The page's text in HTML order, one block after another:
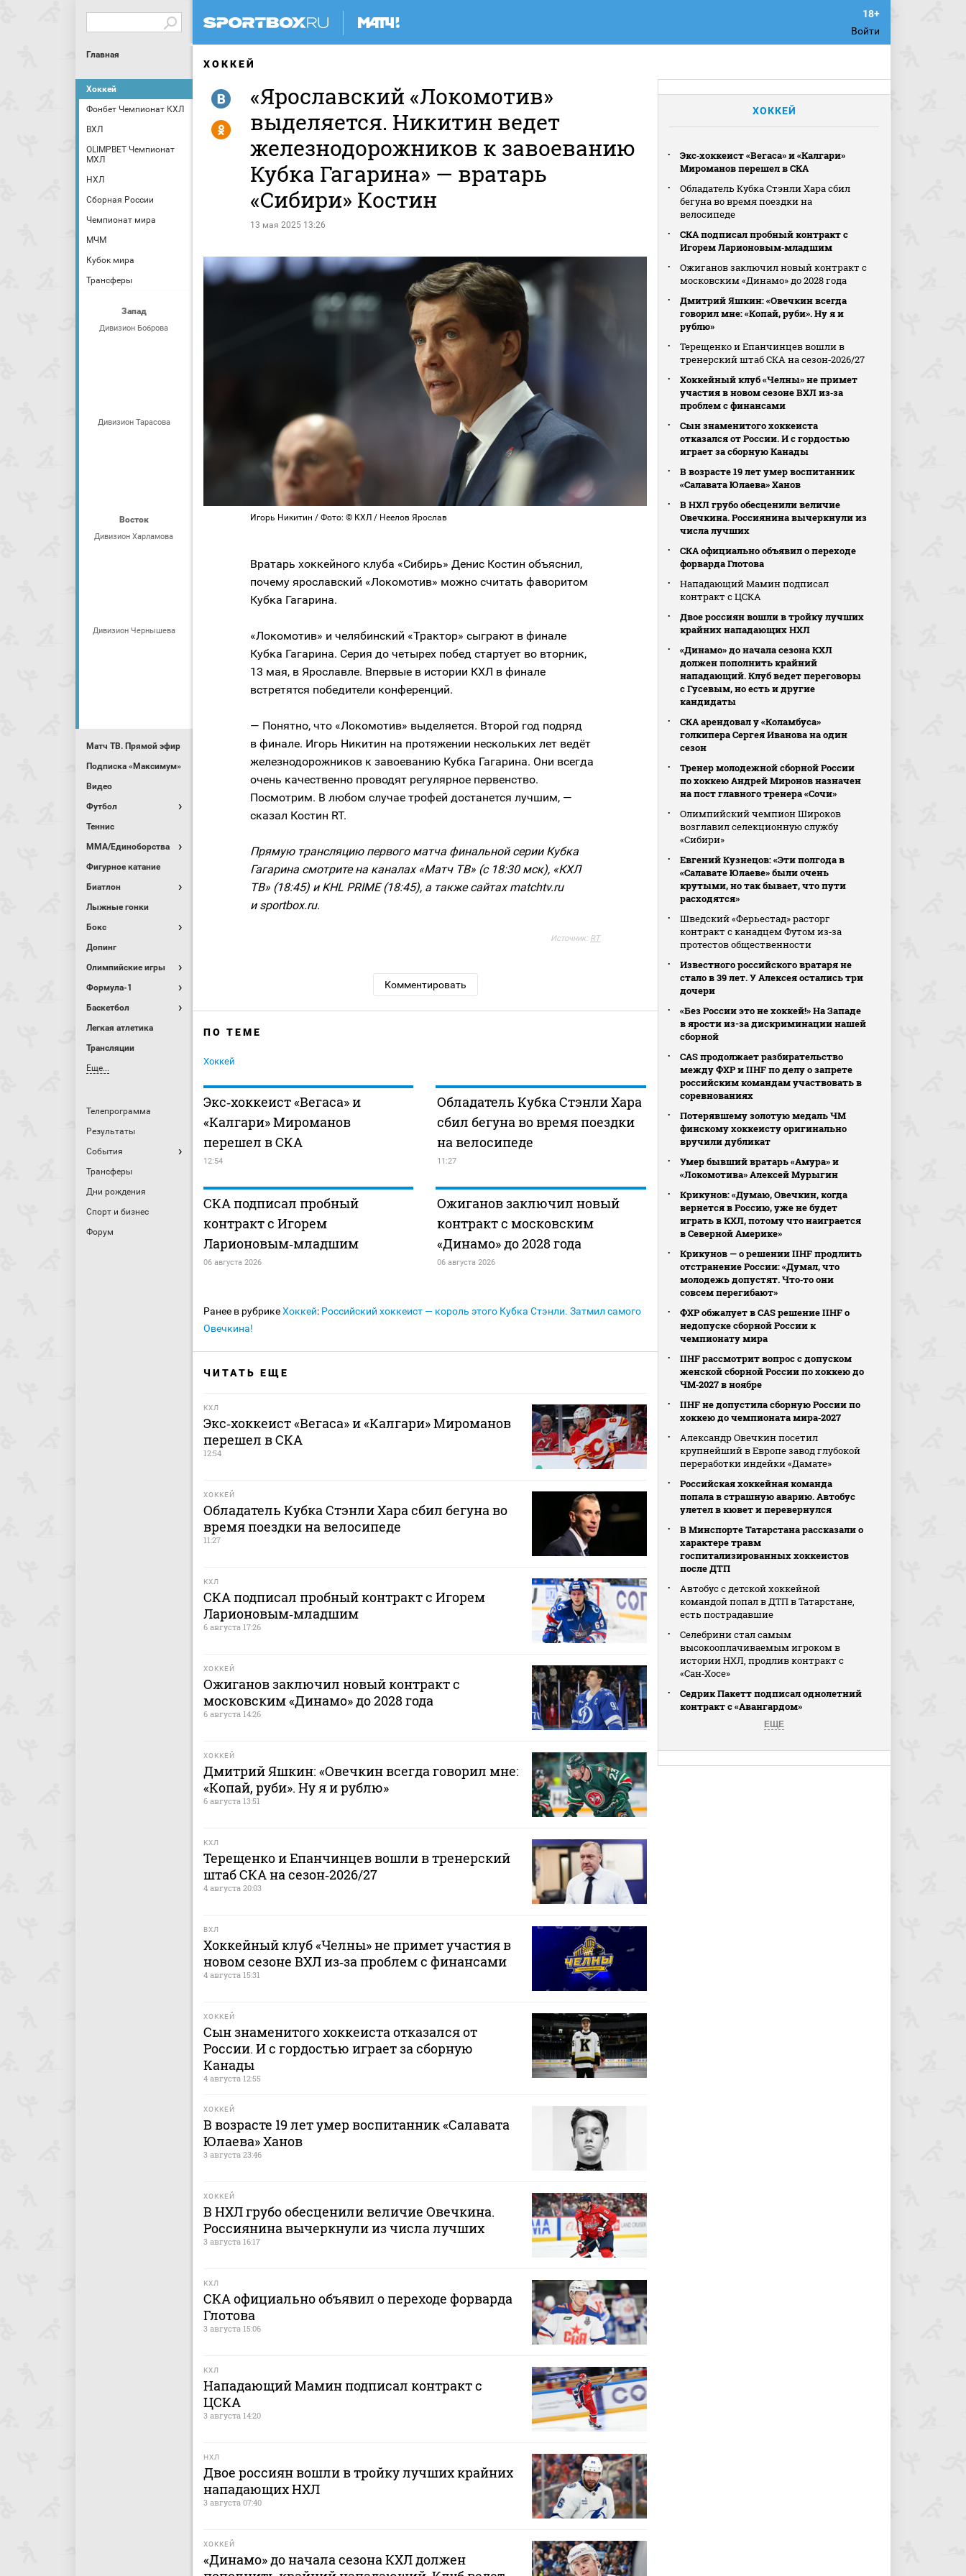
Войти
Главная
Хоккей
Фонбет Чемпионат КХЛ
ВХЛ
OLIMPBET Чемпионат
МХЛ
НХЛ
Сборная России
Чемпионат мира
МЧМ
Кубок мира
Трансферы
Запад
Дивизион Боброва
Дивизион Тарасова
Восток
Дивизион Харламова
Дивизион Чернышева
Матч ТВ. Прямой эфир
Подписка «Максимум»
Видео
Футбол
Теннис
MMA/Единоборства
Фигурное катание
Биатлон
Лыжные гонки
Бокс
Допинг
Олимпийские игры
Формула-1
Баскетбол
Легкая атлетика
Трансляции
Еще...
Телепрограмма
Результаты
События
Трансферы
Дни рождения
Спорт и бизнес
Форум
ХОККЕЙ
«Ярославский «Локомотив»
выделяется. Никитин ведет
железнодорожников к завоеванию
Кубка Гагарина» — вратарь
«Сибири» Костин
13 мая 2025 13:26
R
Y
Игорь Никитин / Фото: © КХЛ / Неелов Ярослав
Вратарь хоккейного клуба «Сибирь» Денис Костин объяснил,
почему ярославский «Локомотив» можно считать фаворитом
Кубка Гагарина.
«Локомотив» и челябинский «Трактор» сыграют в финале
Кубка Гагарина. Серия до четырех побед стартует во вторник,
13 мая, в Ярославле. Впервые в истории КХЛ в финале
встретятся победители конференций.
— Понятно, что «Локомотив» выделяется. Второй год подряд
в финале. Игорь Никитин на протяжении нескольких лет ведёт
железнодорожников к завоеванию Кубка Гагарина. Они всегда
очень качественно проводят регулярное первенство.
Посмотрим. В любом случае трофей достанется лучшим, —
сказал Костин RT.
Прямую трансляцию первого матча финальной серии Кубка
Гагарина смотрите на каналах «Матч ТВ» (c 18:30 мск), «КХЛ
ТВ» (18:45) и KHL PRIME (18:45), а также сайтах matchtv.ru
и sportbox.ru.
Источник: RT
Комментировать
ПО ТЕМЕ
Хоккей
Экс‑хоккеист «Вегаса» и
«Калгари» Мироманов
перешел в СКА
12:54
Обладатель Кубка Стэнли Хара
сбил бегуна во время поездки
на велосипеде
11:27
СКА подписал пробный
контракт с Игорем
Ларионовым‑младшим
06 августа 2026
Ожиганов заключил новый
контракт с московским
«Динамо» до 2028 года
06 августа 2026
Ранее в рубрикеХоккей: Российский хоккеист — король этого Кубка Стэнли. Затмил самого
Овечкина!
ЧИТАТЬ ЕЩЕ
КХЛ
Экс‑хоккеист «Вегаса» и «Калгари» Мироманов
перешел в СКА
12:54
ХОККЕЙ
Обладатель Кубка Стэнли Хара сбил бегуна во
время поездки на велосипеде
11:27
КХЛ
СКА подписал пробный контракт с Игорем
Ларионовым‑младшим
6 августа 17:26
ХОККЕЙ
Ожиганов заключил новый контракт с
московским «Динамо» до 2028 года
6 августа 14:26
ХОККЕЙ
Дмитрий Яшкин: «Овечкин всегда говорил мне:
«Копай, руби». Ну я и рублю»
6 августа 13:51
КХЛ
Терещенко и Епанчинцев вошли в тренерский
штаб СКА на сезон‑2026/27
4 августа 20:03
ВХЛ
Хоккейный клуб «Челны» не примет участия в
новом сезоне ВХЛ из‑за проблем с финансами
4 августа 15:31
ХОККЕЙ
Сын знаменитого хоккеиста отказался от
России. И с гордостью играет за сборную
Канады
4 августа 12:55
ХОККЕЙ
В возрасте 19 лет умер воспитанник «Салавата
Юлаева» Ханов
3 августа 23:46
ХОККЕЙ
В НХЛ грубо обесценили величие Овечкина.
Россиянина вычеркнули из числа лучших
3 августа 16:17
КХЛ
СКА официально объявил о переходе форварда
Глотова
3 августа 15:06
КХЛ
Нападающий Мамин подписал контракт с
ЦСКА
3 августа 14:20
НХЛ
Двое россиян вошли в тройку лучших крайних
нападающих НХЛ
3 августа 07:40
ХОККЕЙ
«Динамо» до начала сезона КХЛ должен
ХОККЕЙ
Экс‑хоккеист «Вегаса» и «Калгари»
Мироманов перешел в СКА
Обладатель Кубка Стэнли Хара сбил
бегуна во время поездки на
велосипеде
СКА подписал пробный контракт с
Игорем Ларионовым‑младшим
Ожиганов заключил новый контракт с
московским «Динамо» до 2028 года
Дмитрий Яшкин: «Овечкин всегда
говорил мне: «Копай, руби». Ну я и
рублю»
Терещенко и Епанчинцев вошли в
тренерский штаб СКА на сезон‑2026/27
Хоккейный клуб «Челны» не примет
участия в новом сезоне ВХЛ из‑за
проблем с финансами
Сын знаменитого хоккеиста
отказался от России. И с гордостью
играет за сборную Канады
В возрасте 19 лет умер воспитанник
«Салавата Юлаева» Ханов
В НХЛ грубо обесценили величие
Овечкина. Россиянина вычеркнули из
числа лучших
СКА официально объявил о переходе
форварда Глотова
Нападающий Мамин подписал
контракт с ЦСКА
Двое россиян вошли в тройку лучших
крайних нападающих НХЛ
«Динамо» до начала сезона КХЛ
должен пополнить крайний
нападающий. Клуб ведет переговоры
с Гусевым, но есть и другие
кандидаты
СКА арендовал у «Коламбуса»
голкипера Сергея Иванова на один
сезон
Тренер молодежной сборной России
по хоккею Андрей Миронов назначен
на пост главного тренера «Сочи»
Олимпийский чемпион Широков
возглавил селекционную службу
«Сибири»
Евгений Кузнецов: «Эти полгода в
«Салавате Юлаеве» были очень
крутыми, но так бывает, что пути
расходятся»
Шведский «Ферьестад» расторг
контракт с канадцем Футом из‑за
протестов общественности
Известного российского вратаря не
стало в 39 лет. У Алексея остались три
дочери
«Без России это не хоккей!» На Западе
в ярости из-за дискриминации нашей
сборной
CAS продолжает разбирательство
между ФХР и IIHF по делу о запрете
российским командам участвовать в
соревнованиях
Потерявшему золотую медаль ЧМ
финскому хоккеисту оригинально
вручили дубликат
Умер бывший вратарь «Амура» и
«Локомотива» Алексей Мурыгин
Крикунов: «Думаю, Овечкин, когда
вернется в Россию, уже не будет
играть в КХЛ, потому что наиграется
в Северной Америке»
Крикунов — о решении IIHF продлить
отстранение России: «Думал, что
молодежь допустят. Что‑то они
совсем перегибают»
ФХР обжалует в CAS решение IIHF о
недопуске сборной России к
чемпионату мира
IIHF рассмотрит вопрос с допуском
женской сборной России по хоккею до
ЧМ‑2027 в ноябре
IIHF не допустила сборную России по
хоккею до чемпионата мира‑2027
Александр Овечкин посетил
крупнейший в Европе завод глубокой
переработки индейки «Дамате»
Российская хоккейная команда
попала в страшную аварию. Автобус
улетел в кювет и перевернулся
В Минспорте Татарстана рассказали о
характере травм
госпитализированных хоккеистов
после ДТП
Автобус с детской хоккейной
командой попал в ДТП в Татарстане,
есть пострадавшие
Селебрини стал самым
высокооплачиваемым игроком в
истории НХЛ, продлив контракт с
«Сан‑Хосе»
Седрик Пакетт подписал однолетний
контракт с «Авангардом»
ЕЩЕ